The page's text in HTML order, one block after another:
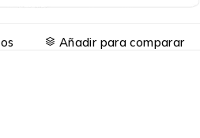
Añadir para comparar